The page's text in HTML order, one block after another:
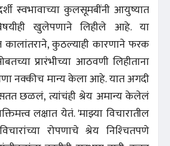
स्वभावाच्या कुलसूमबींनी आयुष्यात
खुलेपणाने लिहीले आहे. या
कालांतराने, कुठल्याही कारणाने फरक
प्रारंभीच्या आठवणी लिहीताना
नक्कीच मान्य केला आहे. यात अगदी
सतत छळलं, त्यांचंही श्रेय अमान्य केलेलं
लक्षात येतं. 'माझ्या विचारातील
रोपणाचे श्रेय निश्‍चितपणे